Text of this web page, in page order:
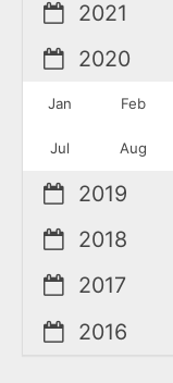
2021
2020
Jan Feb
Jul Aug
2019
2018
2017
2016